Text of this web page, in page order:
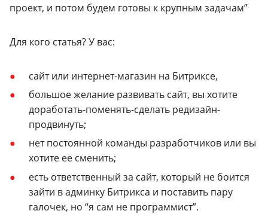
проект, и потом будем готовы к крупным задачам”
Для кого статья? У вас:
сайт или интернет-магазин на Битриксе,
большое желание развивать сайт, вы хотите
доработать-поменять-сделать редизайн-
продвинуть;
нет постоянной команды разработчиков или вы
хотите ее сменить;
есть ответственный за сайт, который не боится
зайти в админку Битрикса и поставить пару
галочек, но “я сам не программист”.